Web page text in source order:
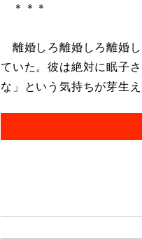
＊＊＊
離婚しろ離婚しろ離婚
ていた。彼は絶対に眠子
な」という気持ちが芽生